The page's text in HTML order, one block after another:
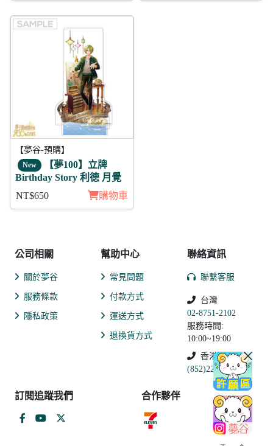
【夢谷-預購】
New 【夢100】立牌
Birthday Story 利德 月覺
NT$650
購物車
公司相關
關於夢谷
服務條款
隱私政策
幫助中心
常見問題
付款方式
運送方式
退換貨方式
聯絡資訊
聯繫客服
台灣
02-8751-2102
服務時間:
10:00~19:00
香港
(852)2250-9311
訂閱追蹤我們 合作夥伴